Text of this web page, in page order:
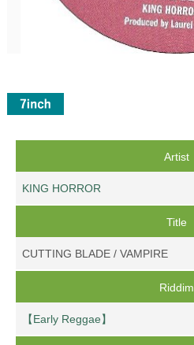
Artist
KING HORROR
Title
CUTTING BLADE / VAMPIRE
Riddim
【Early Reggae】